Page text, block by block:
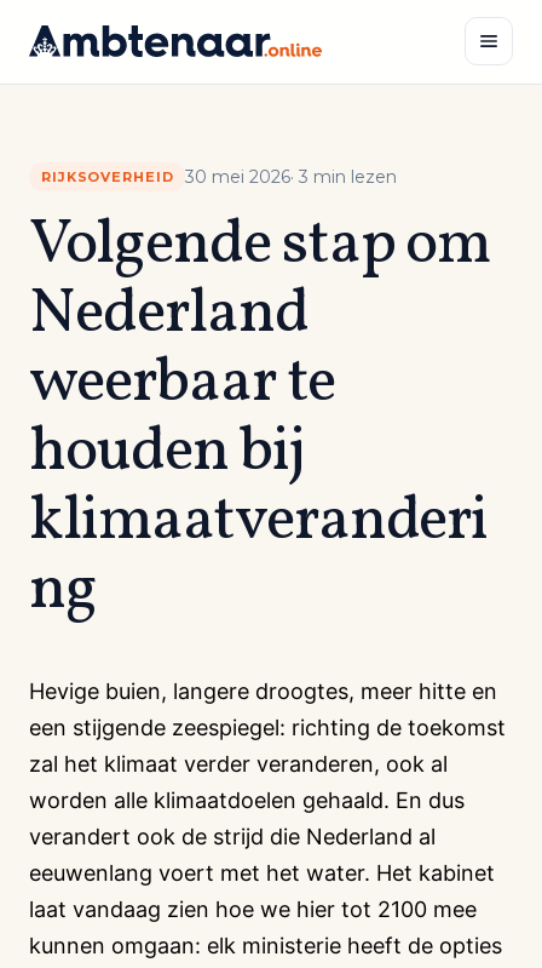
inhoud
RIJKSOVERHEID 30 mei 2026· 3 min lezen
Volgende stap om
Nederland
weerbaar te
houden bij
klimaatveranderi
ng
Hevige buien, langere droogtes, meer hitte en
een stijgende zeespiegel: richting de toekomst
zal het klimaat verder veranderen, ook al
worden alle klimaatdoelen gehaald. En dus
verandert ook de strijd die Nederland al
eeuwenlang voert met het water. Het kabinet
laat vandaag zien hoe we hier tot 2100 mee
kunnen omgaan: elk ministerie heeft de opties